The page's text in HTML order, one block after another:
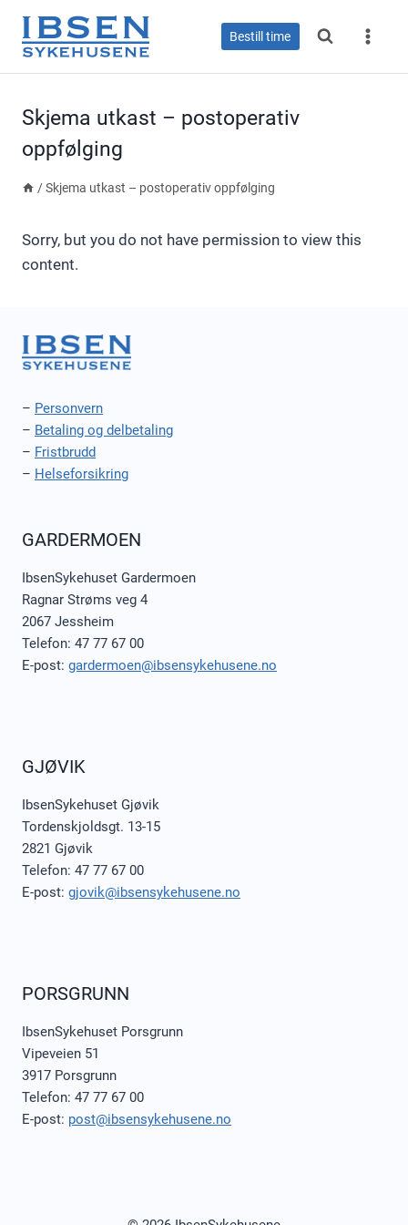
content
Bestill time
Skjema utkast – postoperativ
oppfølging
/ Skjema utkast – postoperativ oppfølging
Sorry, but you do not have permission to view this
content.
– Personvern
– Betaling og delbetaling
– Fristbrudd
– Helseforsikring
GARDERMOEN
IbsenSykehuset Gardermoen
Ragnar Strøms veg 4
2067 Jessheim
Telefon: 47 77 67 00
E-post: gardermoen@ibsensykehusene.no
GJØVIK
IbsenSykehuset Gjøvik
Tordenskjoldsgt. 13-15
2821 Gjøvik
Telefon: 47 77 67 00
E-post: gjovik@ibsensykehusene.no
PORSGRUNN
IbsenSykehuset Porsgrunn
Vipeveien 51
3917 Porsgrunn
Telefon: 47 77 67 00
E-post: post@ibsensykehusene.no